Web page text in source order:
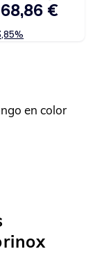
en color